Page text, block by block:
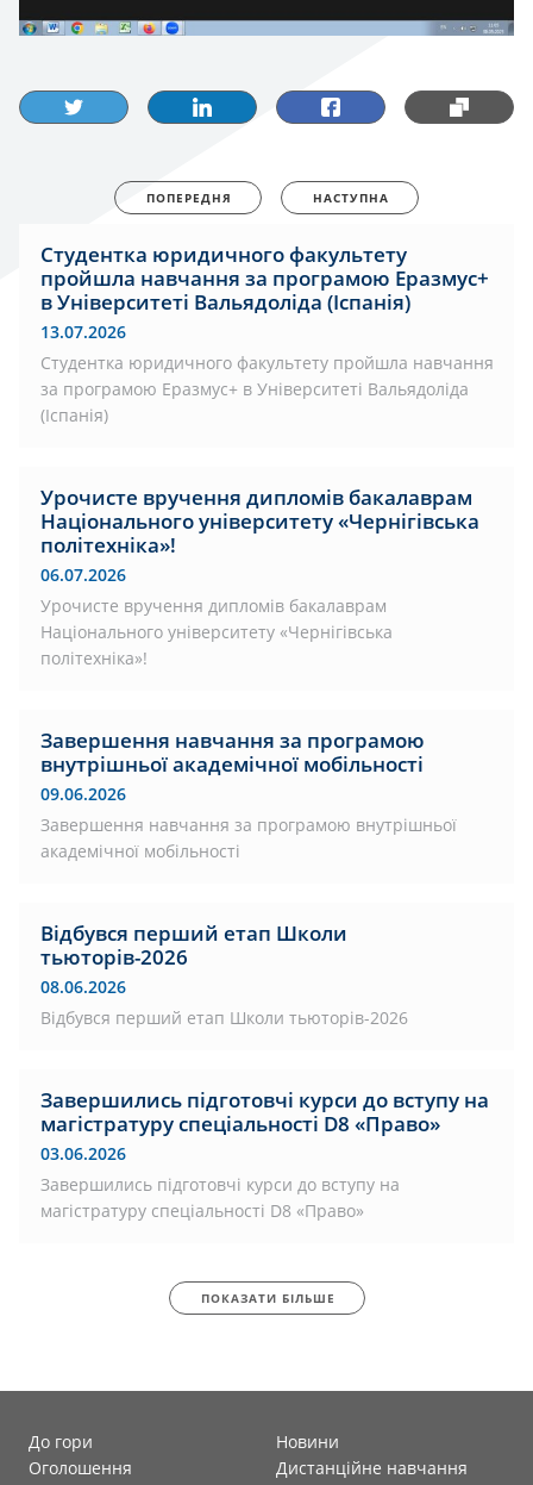
ПОПЕРЕДНЯ НАСТУПНА
Студентка юридичного факультету
пройшла навчання за програмою Еразмус+
в Університеті Вальядоліда (Іспанія)
13.07.2026
Студентка юридичного факультету пройшла навчання
за програмою Еразмус+ в Університеті Вальядоліда
(Іспанія)
Урочисте вручення дипломів бакалаврам
Національного університету «Чернігівська
політехніка»!
06.07.2026
Урочисте вручення дипломів бакалаврам
Національного університету «Чернігівська
політехніка»!
Завершення навчання за програмою
внутрішньої академічної мобільності
09.06.2026
Завершення навчання за програмою внутрішньої
академічної мобільності
Відбувся перший етап Школи
тьюторів-2026
08.06.2026
Відбувся перший етап Школи тьюторів-2026
Завершились підготовчі курси до вступу на
магістратуру спеціальності D8 «Право»
03.06.2026
Завершились підготовчі курси до вступу на
магістратуру спеціальності D8 «Право»
ПОКАЗАТИ БІЛЬШЕ
До гори
Новини
Оголошення
Дистанційне навчання